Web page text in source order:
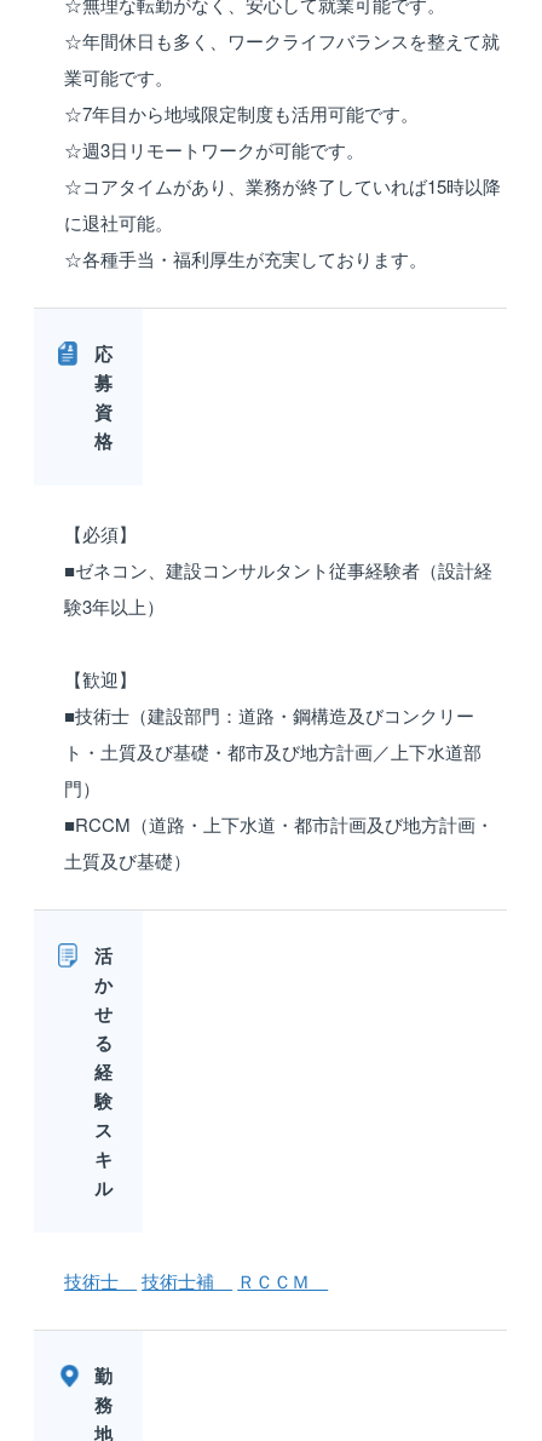
☆年間休日も多く、ワークライフバランスを整えて就
業可能です。
☆7年目から地域限定制度も活用可能です。
☆週3日リモートワークが可能です。
☆コアタイムがあり、業務が終了していれば15時以降
に退社可能。
☆各種手当・福利厚生が充実しております。
応
募
資
格
【必須】
■ゼネコン、建設コンサルタント従事経験者（設計経
験3年以上）
【歓迎】
■技術士（建設部門：道路・鋼構造及びコンクリー
ト・土質及び基礎・都市及び地方計画／上下水道部
門）
■RCCM（道路・上下水道・都市計画及び地方計画・
土質及び基礎）
活
か
せ
る
経
験
ス
キ
ル
技術士 技術士補 ＲＣＣＭ
勤
務
地